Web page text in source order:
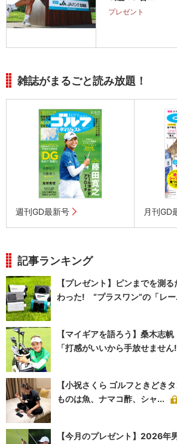
プレゼント
雑誌がまるごと読み放題！
週刊GD最新号 月刊GD
記事ランキング
【プレゼント】ピンまでを測
わった! “プラスワン”の「レー
【マイギアを語ろう】桑木志
「打感がいいから手放せません!
【小祝さくら ゴルフときど
ものは魚、ナマコ酢、シャ...
【今月のプレゼント】2026年